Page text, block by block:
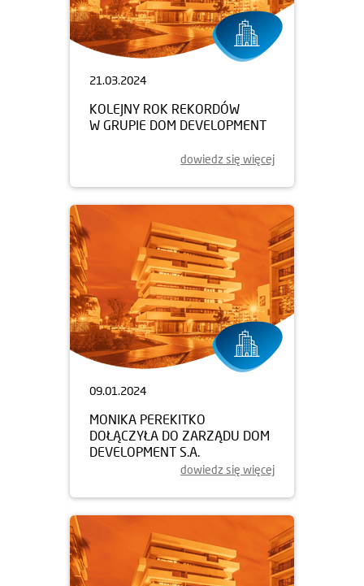
21.03.2024
KOLEJNY ROK REKORDÓW
W GRUPIE DOM DEVELOPMENT
dowiedz się więcej
09.01.2024
MONIKA PEREKITKO
DOŁĄCZYŁA DO ZARZĄDU DOM
DEVELOPMENT S.A.
dowiedz się więcej